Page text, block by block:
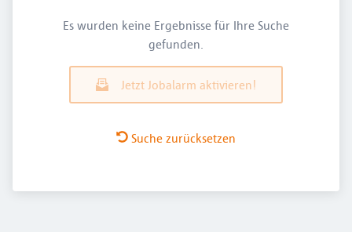
Es wurden keine Ergebnisse für Ihre Suche
gefunden.
Jetzt Jobalarm aktivieren!
Suche zurücksetzen